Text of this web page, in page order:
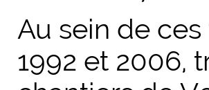
Au sein de
1992 et 2006,